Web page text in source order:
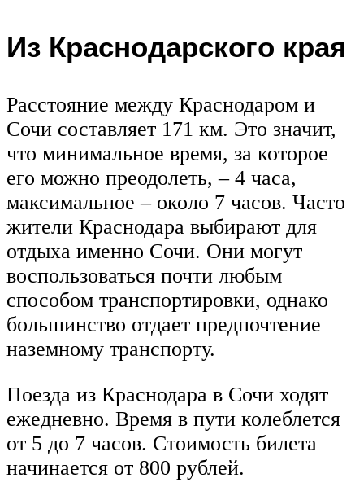
Из Краснодарского края
Расстояние между Краснодаром и
Сочи составляет 171 км. Это значит,
что минимальное время, за которое
его можно преодолеть, – 4 часа,
максимальное – около 7 часов. Часто
жители Краснодара выбирают для
отдыха именно Сочи. Они могут
воспользоваться почти любым
способом транспортировки, однако
большинство отдает предпочтение
наземному транспорту.
Поезда из Краснодара в Сочи ходят
ежедневно. Время в пути колеблется
от 5 до 7 часов. Стоимость билета
начинается от 800 рублей.